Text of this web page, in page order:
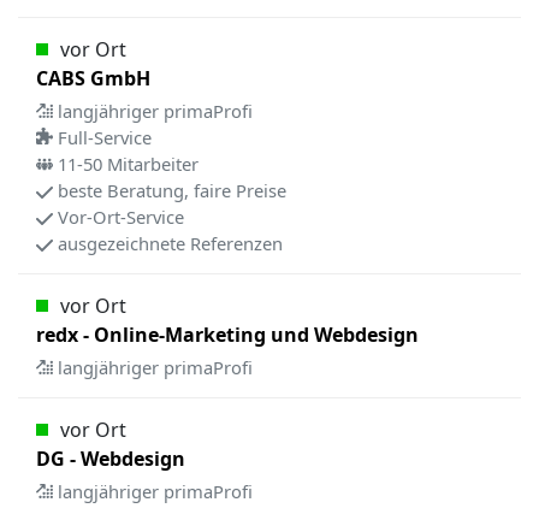
vor Ort
CABS GmbH
langjähriger primaProfi
Full-Service
11-50 Mitarbeiter
beste Beratung, faire Preise
Vor-Ort-Service
ausgezeichnete Referenzen
vor Ort
redx - Online-Marketing und Webdesign
langjähriger primaProfi
vor Ort
DG - Webdesign
langjähriger primaProfi